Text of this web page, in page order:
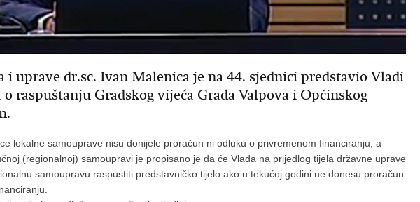
uprave dr.sc. Ivan Malenica je na 44. sjednici predstavio Vladi
raspuštanju Gradskog vijeća Grada Valpova i Općinskog
lokalne samouprave nisu donijele proračun ni odluku o privremenom financiranju, a
(regionalnoj) samoupravi je propisano je da će Vlada na prijedlog tijela državne uprave
samoupravu raspustiti predstavničko tijelo ako u tekućoj godini ne donesu proračun